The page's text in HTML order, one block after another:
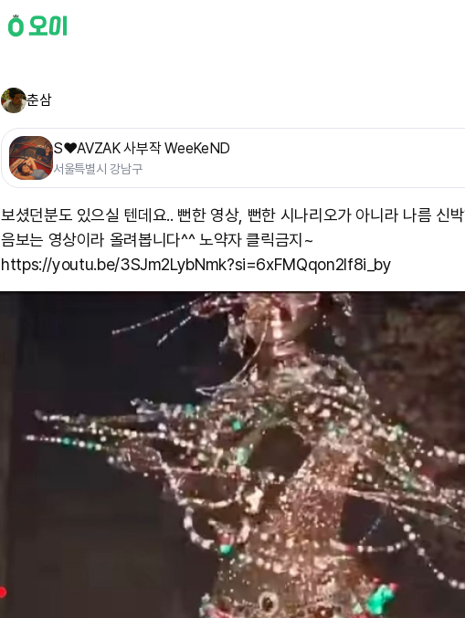
춘삼
S❤️AVZAK 사부작 WeeKeND
서울특별시 강남구
보셨던분도 있으실 텐데요.. 뻔한 영상, 뻔한 시나리오가 아니라 나름 신
음보는 영상이라 올려봅니다^^ 노약자 클릭금지~
https://youtu.be/3SJm2LybNmk?si=6xFMQqon2If8i_by